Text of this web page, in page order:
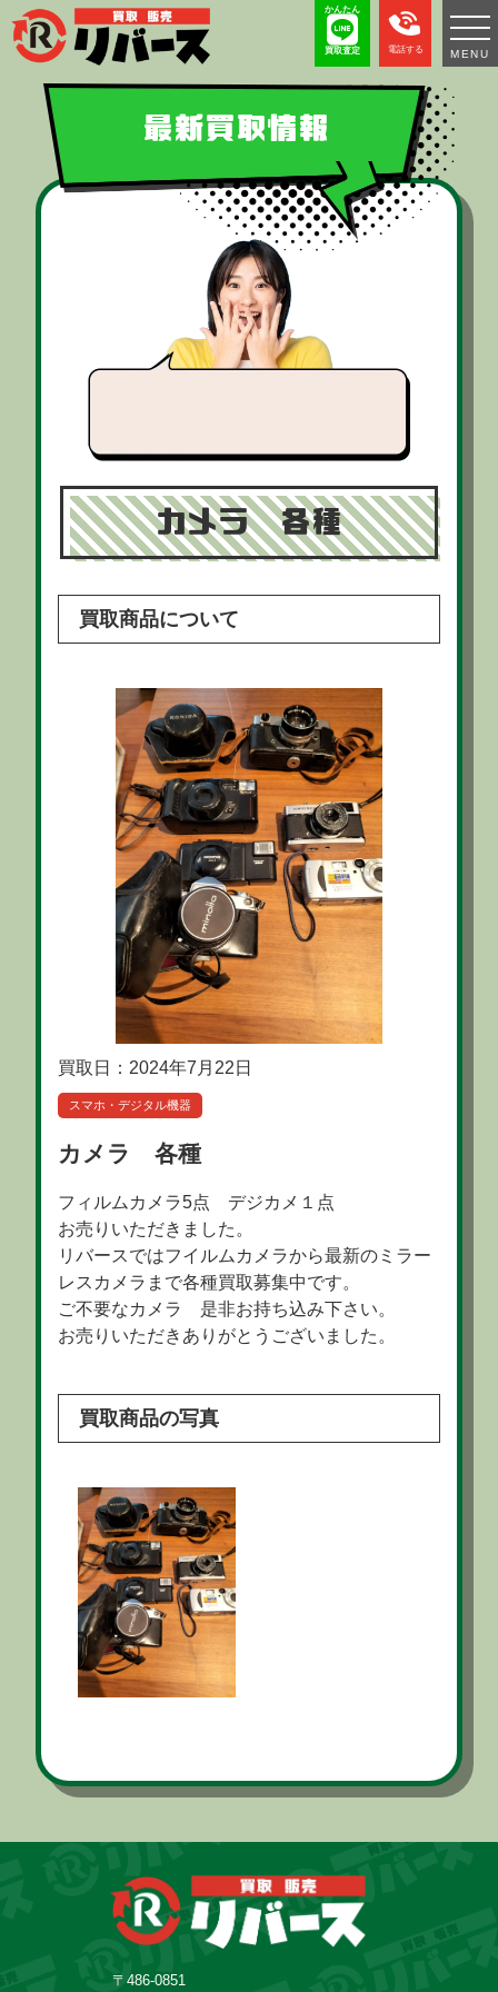
かんたん
買取査定 電話する MENU
最新買取情報
カメラ 各種
買取商品について
買取日：2024年7月22日
スマホ・デジタル機器
カメラ 各種
フィルムカメラ5点 デジカメ１点
お売りいただきました。
リバースではフイルムカメラから最新のミラー
レスカメラまで各種買取募集中です。
ご不要なカメラ 是非お持ち込み下さい。
お売りいただきありがとうございました。
買取商品の写真
〒486-0851